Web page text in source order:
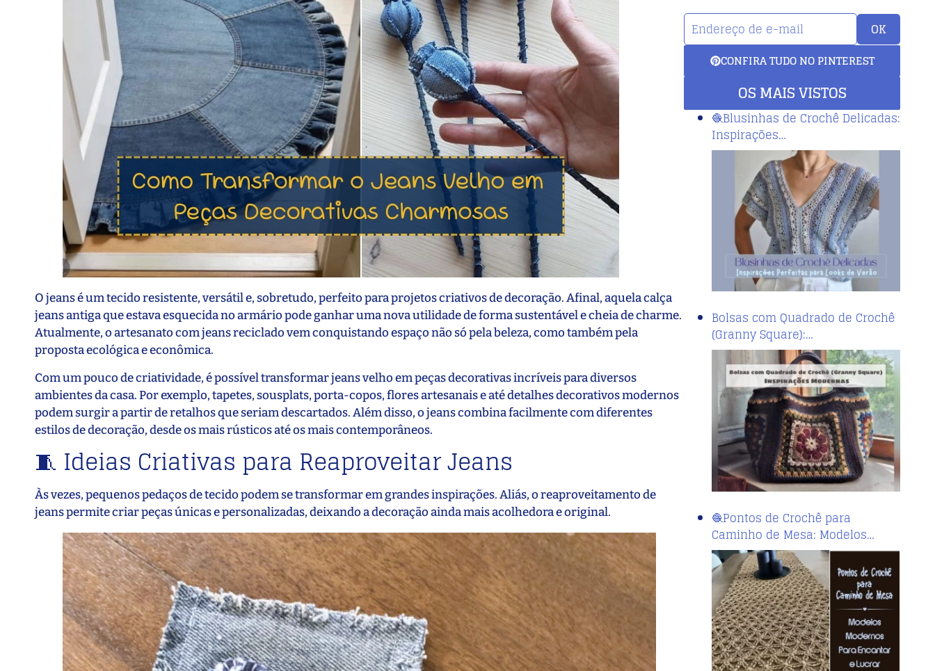
O jeans é um tecido resistente, versátil e, sobretudo, perfeito para projetos criativos de decoração. Afinal, aquela calça
jeans antiga que estava esquecida no armário pode ganhar uma nova utilidade de forma sustentável e cheia de charme.
Atualmente, o artesanato com jeans reciclado vem conquistando espaço não só pela beleza, como também pela
proposta ecológica e econômica.
Com um pouco de criatividade, é possível transformar jeans velho em peças decorativas incríveis para diversos
ambientes da casa. Por exemplo, tapetes, sousplats, porta-copos, flores artesanais e até detalhes decorativos modernos
podem surgir a partir de retalhos que seriam descartados. Além disso, o jeans combina facilmente com diferentes
estilos de decoração, desde os mais rústicos até os mais contemporâneos.
🧵 Ideias Criativas para Reaproveitar Jeans
Às vezes, pequenos pedaços de tecido podem se transformar em grandes inspirações. Aliás, o reaproveitamento de
jeans permite criar peças únicas e personalizadas, deixando a decoração ainda mais acolhedora e original.
OK
CONFIRA TUDO NO PINTEREST
OS MAIS VISTOS
🧶Blusinhas de Crochê Delicadas:
Inspirações…
Bolsas com Quadrado de Crochê
(Granny Square):…
🧶Pontos de Crochê para
Caminho de Mesa: Modelos…